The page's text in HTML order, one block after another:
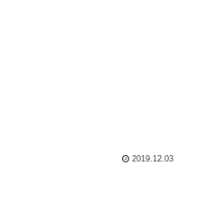
2019.12.03